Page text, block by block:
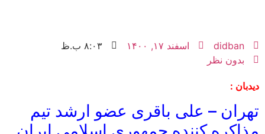
didban اسفند ۱۷, ۱۴۰۰
۸:۰۳ ب.ظ
بدون نظر
دیدبان :
تهران – علی باقری عضو ارشد تیم